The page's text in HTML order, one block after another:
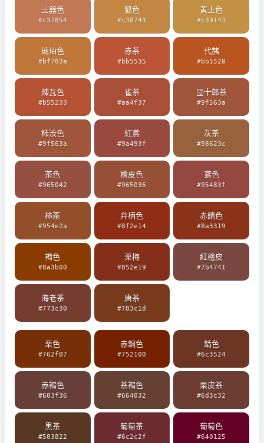
土器色
#c37854
狐色
#c38743
黄土色
#c39143
琥珀色
#bf783a
赤茶
#bb5535
代赭
#bb5520
煉瓦色
#b55233
雀茶
#aa4f37
団十郎茶
#9f563a
柿渋色
#9f563a
紅鳶
#9a493f
灰茶
#98623c
茶色
#965042
檜皮色
#965036
鳶色
#95483f
柿茶
#954e2a
弁柄色
#8f2e14
赤錆色
#8a3319
褐色
#8a3b00
栗梅
#852e19
紅檜皮
#7b4741
海老茶
#773c30
唐茶
#783c1d
栗色
#762f07
赤銅色
#752100
錆色
#6c3524
赤褐色
#683f36
茶褐色
#664032
栗皮茶
#6d3c32
黒茶
#583822
葡萄茶
#6c2c2f
葡萄色
#640125